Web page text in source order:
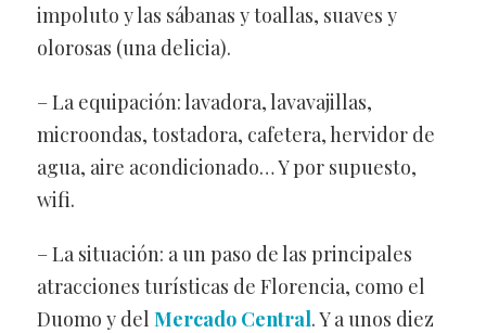
impoluto y las sábanas y toallas, suaves y
olorosas (una delicia).
– La equipación: lavadora, lavavajillas,
microondas, tostadora, cafetera, hervidor de
agua, aire acondicionado… Y por supuesto,
wifi.
– La situación: a un paso de las principales
atracciones turísticas de Florencia, como el
Duomo y del Mercado Central. Y a unos diez